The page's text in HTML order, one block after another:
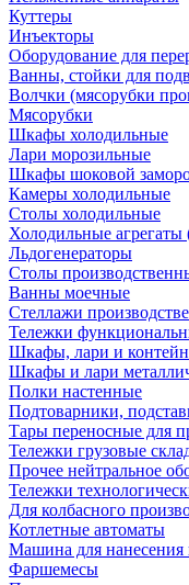
Куттеры
Инъекторы
Оборудование для
Ванны, стойки для
Волчки (мясорубки
Мясорубки
Шкафы холодильные
Лари морозильные
Шкафы шоковой
Камеры холодильные
Столы холодильные
Холодильные
Льдогенераторы
Столы
Ванны моечные
Стеллажи
Тележки
Шкафы, лари и
Шкафы и лари
Полки настенные
Подтоварники,
Тары переносные для
Тележки грузовые
Прочее нейтральное
Тележки
Для колбасного
Котлетные автоматы
Машина для нанесения
Фаршемесы